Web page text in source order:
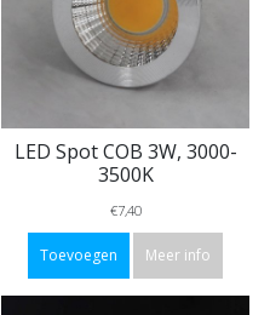
LED Spot COB 3W, 3000-
3500K
€7,40
Toevoegen Meer info